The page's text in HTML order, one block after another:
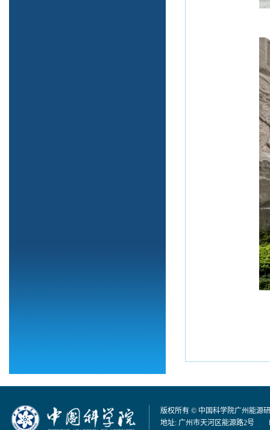
版权所有 © 中国科学院广州能源
地址: 广州市天河区能源路2号